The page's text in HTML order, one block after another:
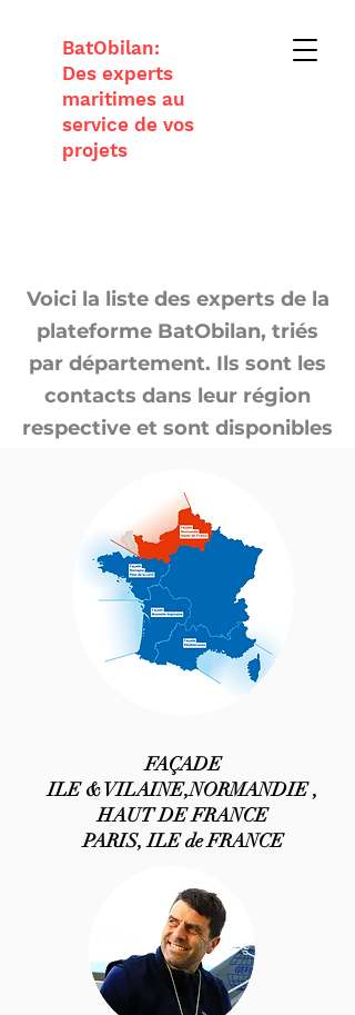
BatObilan:
Des experts
maritimes au
service de vos
projets
Voici la liste des experts de la
plateforme BatObilan, triés
par département. Ils sont les
contacts dans leur région
respective et sont disponibles
L'équipe
FAÇADE
ILE & VILAINE,NORMANDIE ,
HAUT DE FRANCE
PARIS, ILE de FRANCE